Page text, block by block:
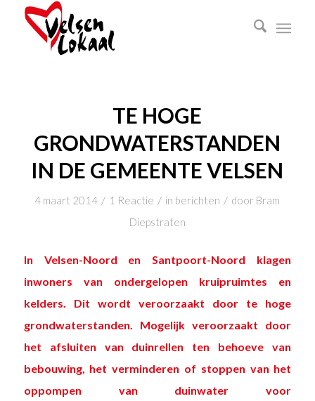
TE HOGE
GRONDWATERSTANDEN
IN DE GEMEENTE VELSEN
4 maart 2014 / 1 Reactie / in berichten / door Bram
Diepstraten
In Velsen-Noord en Santpoort-Noord klagen
inwoners van ondergelopen kruipruimtes en
kelders. Dit wordt veroorzaakt door te hoge
grondwaterstanden. Mogelijk veroorzaakt door
het afsluiten van duinrellen ten behoeve van
bebouwing, het verminderen of stoppen van het
oppompen van duinwater voor